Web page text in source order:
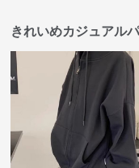
きれいめカジュアル